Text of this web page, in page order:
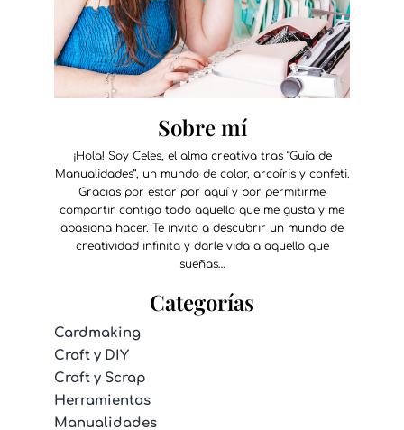
Sobre mí
¡Hola! Soy Celes, el alma creativa tras “Guía de
Manualidades”, un mundo de color, arcoíris y confeti.
Gracias por estar por aquí y por permitirme
compartir contigo todo aquello que me gusta y me
apasiona hacer. Te invito a descubrir un mundo de
creatividad infinita y darle vida a aquello que
sueñas…
Categorías
Cardmaking
Craft y DIY
Craft y Scrap
Herramientas
Manualidades